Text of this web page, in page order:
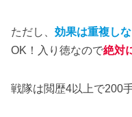
ただし、 効果は重複し
OK！入り徳なので絶対
戦隊は閲歴4以上で200